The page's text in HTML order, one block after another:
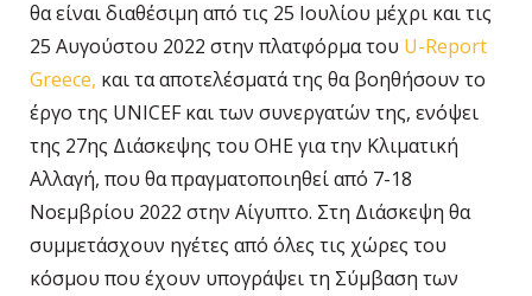
θα είναι διαθέσιμη από τις 25 Ιουλίου μέχρι και τις
25 Αυγούστου 2022 στην πλατφόρμα του U-Report
Greece, και τα αποτελέσματά της θα βοηθήσουν το
έργο της UNICEF και των συνεργατών της, ενόψει
της 27ης Διάσκεψης του ΟΗΕ για την Κλιματική
Αλλαγή, που θα πραγματοποιηθεί από 7-18
Νοεμβρίου 2022 στην Αίγυπτο. Στη Διάσκεψη θα
συμμετάσχουν ηγέτες από όλες τις χώρες του
κόσμου που έχουν υπογράψει τη Σύμβαση των